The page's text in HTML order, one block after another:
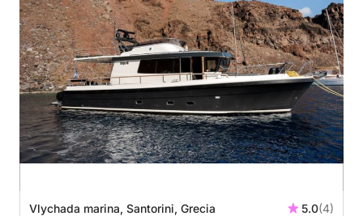
Vlychada marina, Santorini, Grecia 5.0(4)